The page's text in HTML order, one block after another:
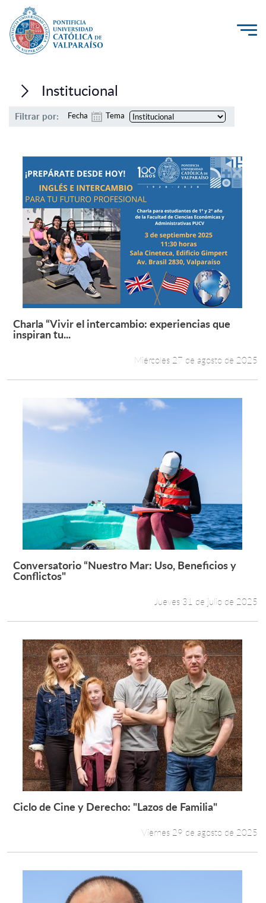
Investigación, Creación e Innovación
PUCV Internacional
Admisión
Pregrado
Postgrado
Formación Continua
Académicos
Funcionarios
English
Institucional
Filtrar por: Fecha Tema
Leer más +
Charla “Vivir el intercambio: experiencias que
inspiran tu...
Miércoles 27 de agosto de 2025
Leer más +
Conversatorio “Nuestro Mar: Uso, Beneficios y
Conflictos"
Jueves 31 de julio de 2025
Leer más +
Ciclo de Cine y Derecho: "Lazos de Familia"
Viernes 29 de agosto de 2025